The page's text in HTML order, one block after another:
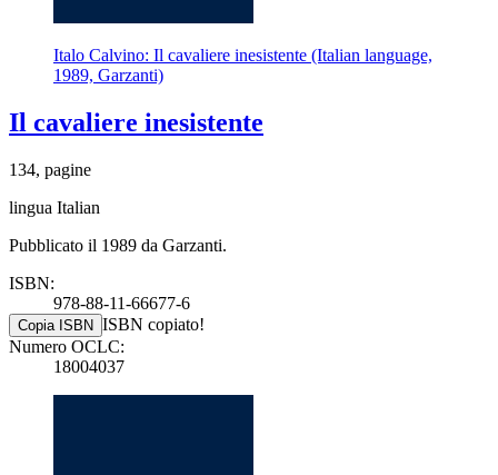
Italo Calvino: Il cavaliere inesistente (Italian language,
1989, Garzanti)
Il cavaliere inesistente
134, pagine
lingua Italian
Pubblicato il 1989 da Garzanti.
ISBN:
978-88-11-66677-6
Copia ISBN ISBN copiato!
Numero OCLC:
18004037